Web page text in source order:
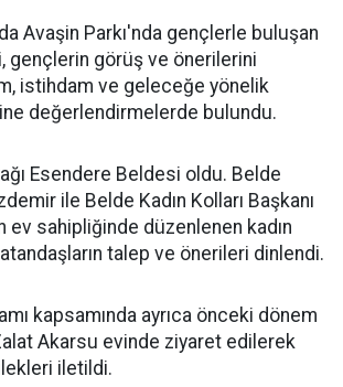
Avaşin Parkı'nda gençlerle buluşan
gençlerin görüş ve önerilerini
istihdam ve geleceğe yönelik
değerlendirmelerde bulundu.
Esendere Beldesi oldu. Belde
ile Belde Kadın Kolları Başkanı
ev sahipliğinde düzenlenen kadın
talep ve önerileri dinlendi.
kapsamında ayrıca önceki dönem
Akarsu evinde ziyaret edilerek
iletildi.